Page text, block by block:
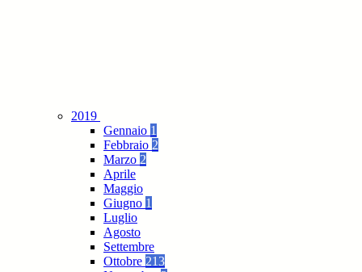
2019
Gennaio 1
Febbraio 2
Marzo 2
Aprile
Maggio
Giugno 1
Luglio
Agosto
Settembre
Ottobre 213